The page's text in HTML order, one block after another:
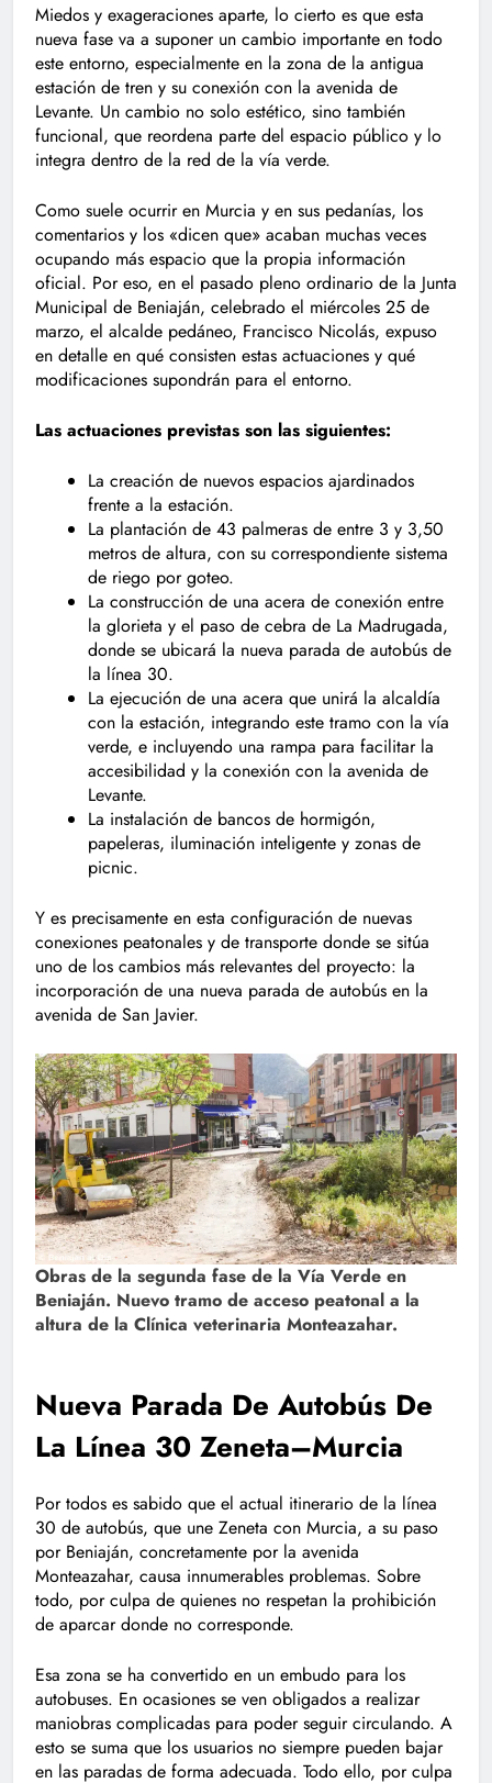
Miedos y exageraciones aparte, lo cierto es que esta
nueva fase va a suponer un cambio importante en todo
este entorno, especialmente en la zona de la antigua
estación de tren y su conexión con la avenida de
Levante. Un cambio no solo estético, sino también
funcional, que reordena parte del espacio público y lo
integra dentro de la red de la vía verde.
Como suele ocurrir en Murcia y en sus pedanías, los
comentarios y los «dicen que» acaban muchas veces
ocupando más espacio que la propia información
oficial. Por eso, en el pasado pleno ordinario de la Junta
Municipal de Beniaján, celebrado el miércoles 25 de
marzo, el alcalde pedáneo, Francisco Nicolás, expuso
en detalle en qué consisten estas actuaciones y qué
modificaciones supondrán para el entorno.
Las actuaciones previstas son las siguientes:
La creación de nuevos espacios ajardinados
frente a la estación.
La plantación de 43 palmeras de entre 3 y 3,50
metros de altura, con su correspondiente sistema
de riego por goteo.
La construcción de una acera de conexión entre
la glorieta y el paso de cebra de La Madrugada,
donde se ubicará la nueva parada de autobús de
la línea 30.
La ejecución de una acera que unirá la alcaldía
con la estación, integrando este tramo con la vía
verde, e incluyendo una rampa para facilitar la
accesibilidad y la conexión con la avenida de
Levante.
La instalación de bancos de hormigón,
papeleras, iluminación inteligente y zonas de
picnic.
Y es precisamente en esta configuración de nuevas
conexiones peatonales y de transporte donde se sitúa
uno de los cambios más relevantes del proyecto: la
incorporación de una nueva parada de autobús en la
avenida de San Javier.
Obras de la segunda fase de la Vía Verde en
Beniaján. Nuevo tramo de acceso peatonal a la
altura de la Clínica veterinaria Monteazahar.
Nueva Parada De Autobús De
La Línea 30 Zeneta–Murcia
Por todos es sabido que el actual itinerario de la línea
30 de autobús, que une Zeneta con Murcia, a su paso
por Beniaján, concretamente por la avenida
Monteazahar, causa innumerables problemas. Sobre
todo, por culpa de quienes no respetan la prohibición
de aparcar donde no corresponde.
Esa zona se ha convertido en un embudo para los
autobuses. En ocasiones se ven obligados a realizar
maniobras complicadas para poder seguir circulando. A
esto se suma que los usuarios no siempre pueden bajar
en las paradas de forma adecuada. Todo ello, por culpa